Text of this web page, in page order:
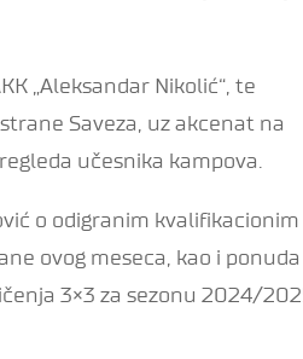
„Aleksandar Nikolić“, te
Saveza, uz akcenat na
učesnika kampova.
o odigranim kvalifikacionim
ovog meseca, kao i ponuda
3×3 za sezonu 2024/